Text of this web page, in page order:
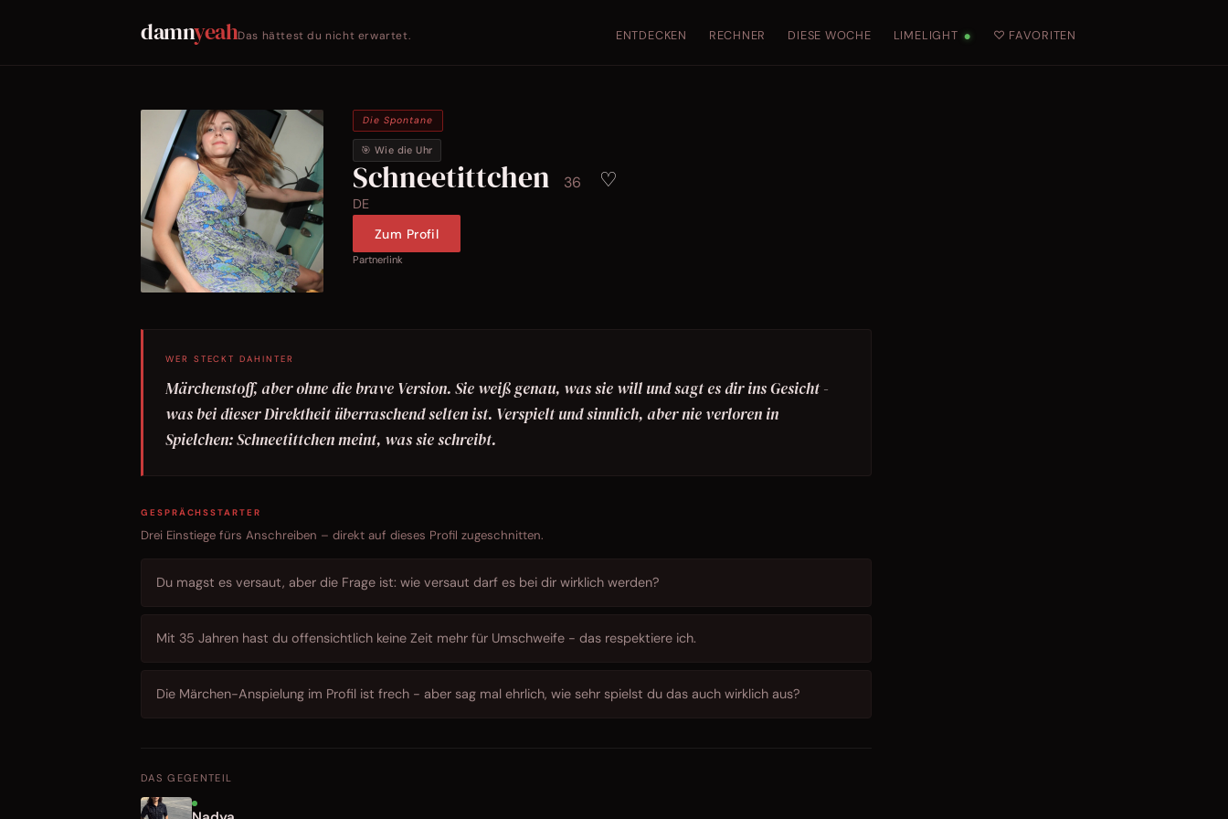
damnyeahDas hättest du nicht erwartet. ENTDECKEN RECHNER DIESE WOCHE LIMELIGHT ● ♡ FAVORITEN
Die Spontane
🎯 Wie die Uhr
Schneetittchen 36 ♡
DE
Zum Profil
Partnerlink
WER STECKT DAHINTER
Märchenstoff, aber ohne die brave Version. Sie weiß genau, was sie will und sagt es dir ins Gesicht -
was bei dieser Direktheit überraschend selten ist. Verspielt und sinnlich, aber nie verloren in
Spielchen: Schneetittchen meint, was sie schreibt.
GESPRÄCHSSTARTER
Drei Einstiege fürs Anschreiben – direkt auf dieses Profil zugeschnitten.
Du magst es versaut, aber die Frage ist: wie versaut darf es bei dir wirklich werden?
Mit 35 Jahren hast du offensichtlich keine Zeit mehr für Umschweife - das respektiere ich.
Die Märchen-Anspielung im Profil ist frech - aber sag mal ehrlich, wie sehr spielst du das auch wirklich aus?
DAS GEGENTEIL